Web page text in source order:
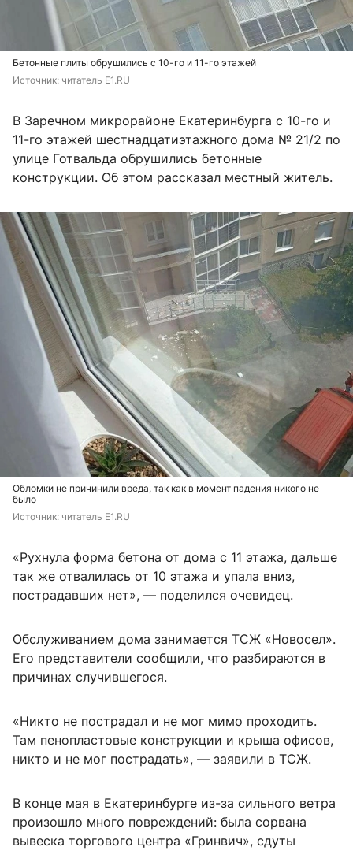
Бетонные плиты обрушились с 10-го и 11-го этажей
Источник: читатель E1.RU
В Заречном микрорайоне Екатеринбурга с 10-го и
11-го этажей шестнадцатиэтажного дома № 21/2 по
улице Готвальда обрушились бетонные
конструкции. Об этом рассказал местный житель.
Обломки не причинили вреда, так как в момент падения никого не
было
Источник: читатель E1.RU
«Рухнула форма бетона от дома с 11 этажа, дальше
так же отвалилась от 10 этажа и упала вниз,
пострадавших нет», — поделился очевидец.
Обслуживанием дома занимается ТСЖ «Новосел».
Его представители сообщили, что разбираются в
причинах случившегося.
«Никто не пострадал и не мог мимо проходить.
Там пенопластовые конструкции и крыша офисов,
никто и не мог пострадать», — заявили в ТСЖ.
В конце мая в Екатеринбурге из-за сильного ветра
произошло много повреждений: была сорвана
вывеска торгового центра «Гринвич», сдуты